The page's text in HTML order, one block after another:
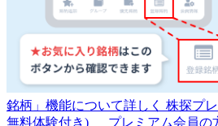
銘柄」機能について詳しく 株探プ
無料体験付き)
プレミアム会員の